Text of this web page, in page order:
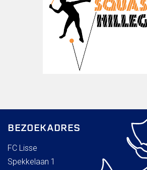
BEZOEKADRES
FC Lisse
Spekkelaan 1